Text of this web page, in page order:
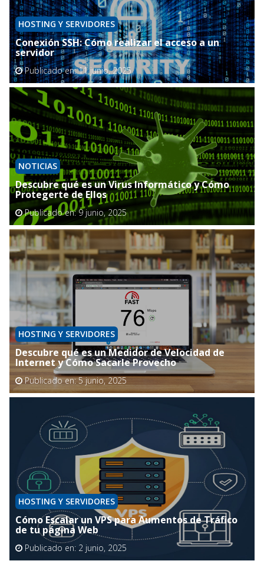
HOSTING Y SERVIDORES
Conexión SSH: Cómo realizar el acceso a un
servidor
Publicado en:11 junio, 2025
NOTICIAS
Descubre qué es un Virus Informático y Cómo
Protegerte de Ellos
Publicado en:9 junio, 2025
HOSTING Y SERVIDORES
Descubre qué es un Medidor de Velocidad de
Internet y Cómo Sacarle Provecho
Publicado en:5 junio, 2025
HOSTING Y SERVIDORES
Cómo Escalar un VPS para Aumentos de Tráfico
de tu página Web
Publicado en: 2 junio, 2025